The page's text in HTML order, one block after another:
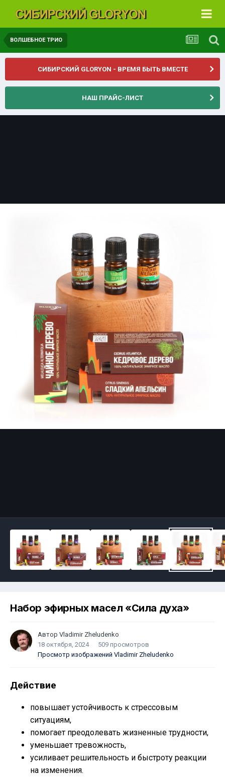
ВОЛШЕБНОЕ ТРИО
СИБИРСКИЙ GLORYON - ВРЕМЯ БЫТЬ ВМЕСТЕ
НАШ ПРАЙС-ЛИСТ
Набор эфирных масел «Сила духа»
Автор Vladimir Zheludenko
18 октября, 2024
509 просмотров
Просмотр изображений Vladimir Zheludenko
Действие
повышает устойчивость к стрессовым
ситуациям,
помогает преодолевать жизненные трудности,
уменьшает тревожность,
усиливает решительность и быстроту реакции
на изменения.